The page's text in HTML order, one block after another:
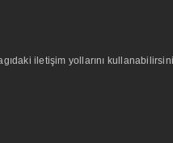
iletişim yollarını